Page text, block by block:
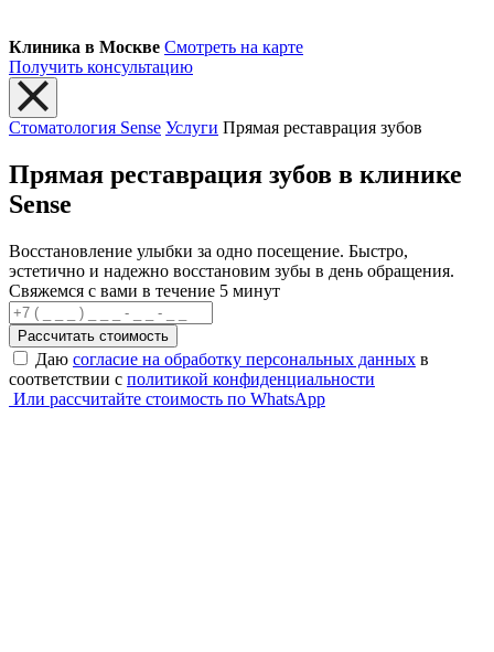
Клиника в Москве Смотреть на карте
Получить консультацию
Стоматология Sense Услуги Прямая реставрация зубов
Прямая реставрация зубов в клинике
Sense
Восстановление улыбки за одно посещение. Быстро,
эстетично и надежно восстановим зубы в день обращения.
Свяжемся с вами в течение 5 минут
Рассчитать стоимость
Даю согласие на обработку персональных данных в
соответствии с политикой конфиденциальности
Или рассчитайте стоимость по WhatsApp